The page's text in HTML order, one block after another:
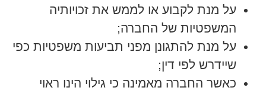
על מנת לקבוע או לממש את זכויותיה
המשפטיות של החברה;
על מנת להתגונן מפני תביעות משפטיות כפי
שיידרש לפי דין;
כאשר החברה מאמינה כי גילוי הינו ראוי